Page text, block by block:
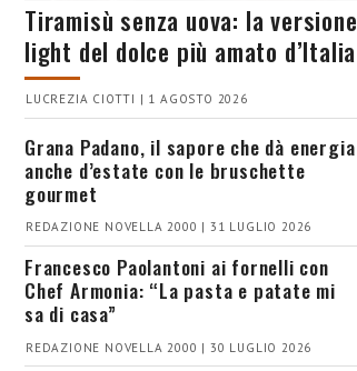
Tiramisù senza uova: la versione
light del dolce più amato d’Italia
LUCREZIA CIOTTI | 1 AGOSTO 2026
Grana Padano, il sapore che dà energia
anche d’estate con le bruschette
gourmet
REDAZIONE NOVELLA 2000 | 31 LUGLIO 2026
Francesco Paolantoni ai fornelli con
Chef Armonia: “La pasta e patate mi
sa di casa”
REDAZIONE NOVELLA 2000 | 30 LUGLIO 2026